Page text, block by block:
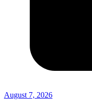
August 7, 2026